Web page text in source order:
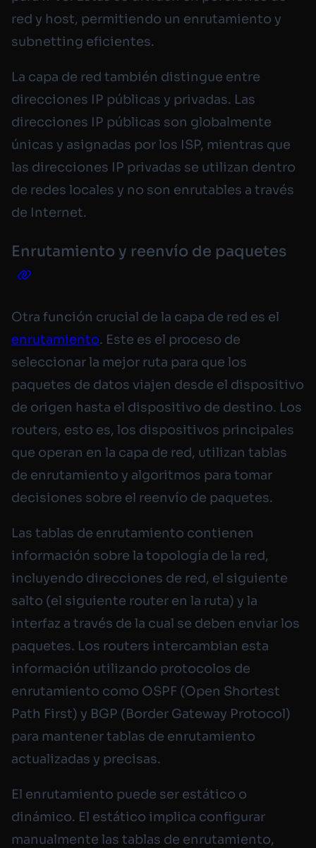
red y host, permitiendo un enrutamiento y
subnetting eficientes.
La capa de red también distingue entre
direcciones IP públicas y privadas. Las
direcciones IP públicas son globalmente
únicas y asignadas por los ISP, mientras que
las direcciones IP privadas se utilizan dentro
de redes locales y no son enrutables a través
de Internet.
Enrutamiento y reenvío de paquetes
Otra función crucial de la capa de red es el
enrutamiento. Este es el proceso de
seleccionar la mejor ruta para que los
paquetes de datos viajen desde el dispositivo
de origen hasta el dispositivo de destino. Los
routers, esto es, los dispositivos principales
que operan en la capa de red, utilizan tablas
de enrutamiento y algoritmos para tomar
decisiones sobre el reenvío de paquetes.
Las tablas de enrutamiento contienen
información sobre la topología de la red,
incluyendo direcciones de red, el siguiente
salto (el siguiente router en la ruta) y la
interfaz a través de la cual se deben enviar los
paquetes. Los routers intercambian esta
información utilizando protocolos de
enrutamiento como OSPF (Open Shortest
Path First) y BGP (Border Gateway Protocol)
para mantener tablas de enrutamiento
actualizadas y precisas.
El enrutamiento puede ser estático o
dinámico. El estático implica configurar
manualmente las tablas de enrutamiento,